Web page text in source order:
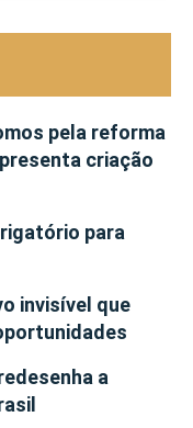
pela reforma
criação
para
invisível que
a